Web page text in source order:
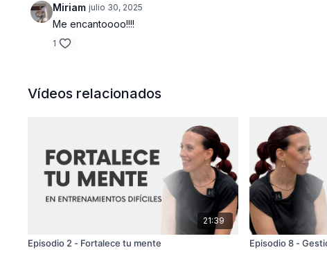
Miriam julio 30, 2025
Me encantoooo!!!!
1
Vídeos relacionados
21:39
Episodio 2 - Fortalece tu mente Episodio 8 -